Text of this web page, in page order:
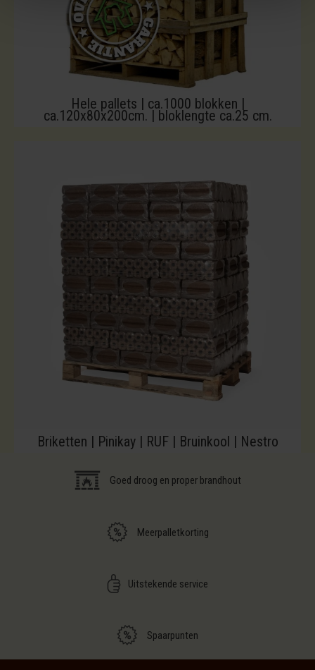
Hele pallets | ca.1000 blokken |
ca.120x80x200cm. | bloklengte ca.25 cm.
Briketten | Pinikay | RUF | Bruinkool | Nestro
Goed droog en proper brandhout
Meerpalletkorting
Uitstekende service
Spaarpunten